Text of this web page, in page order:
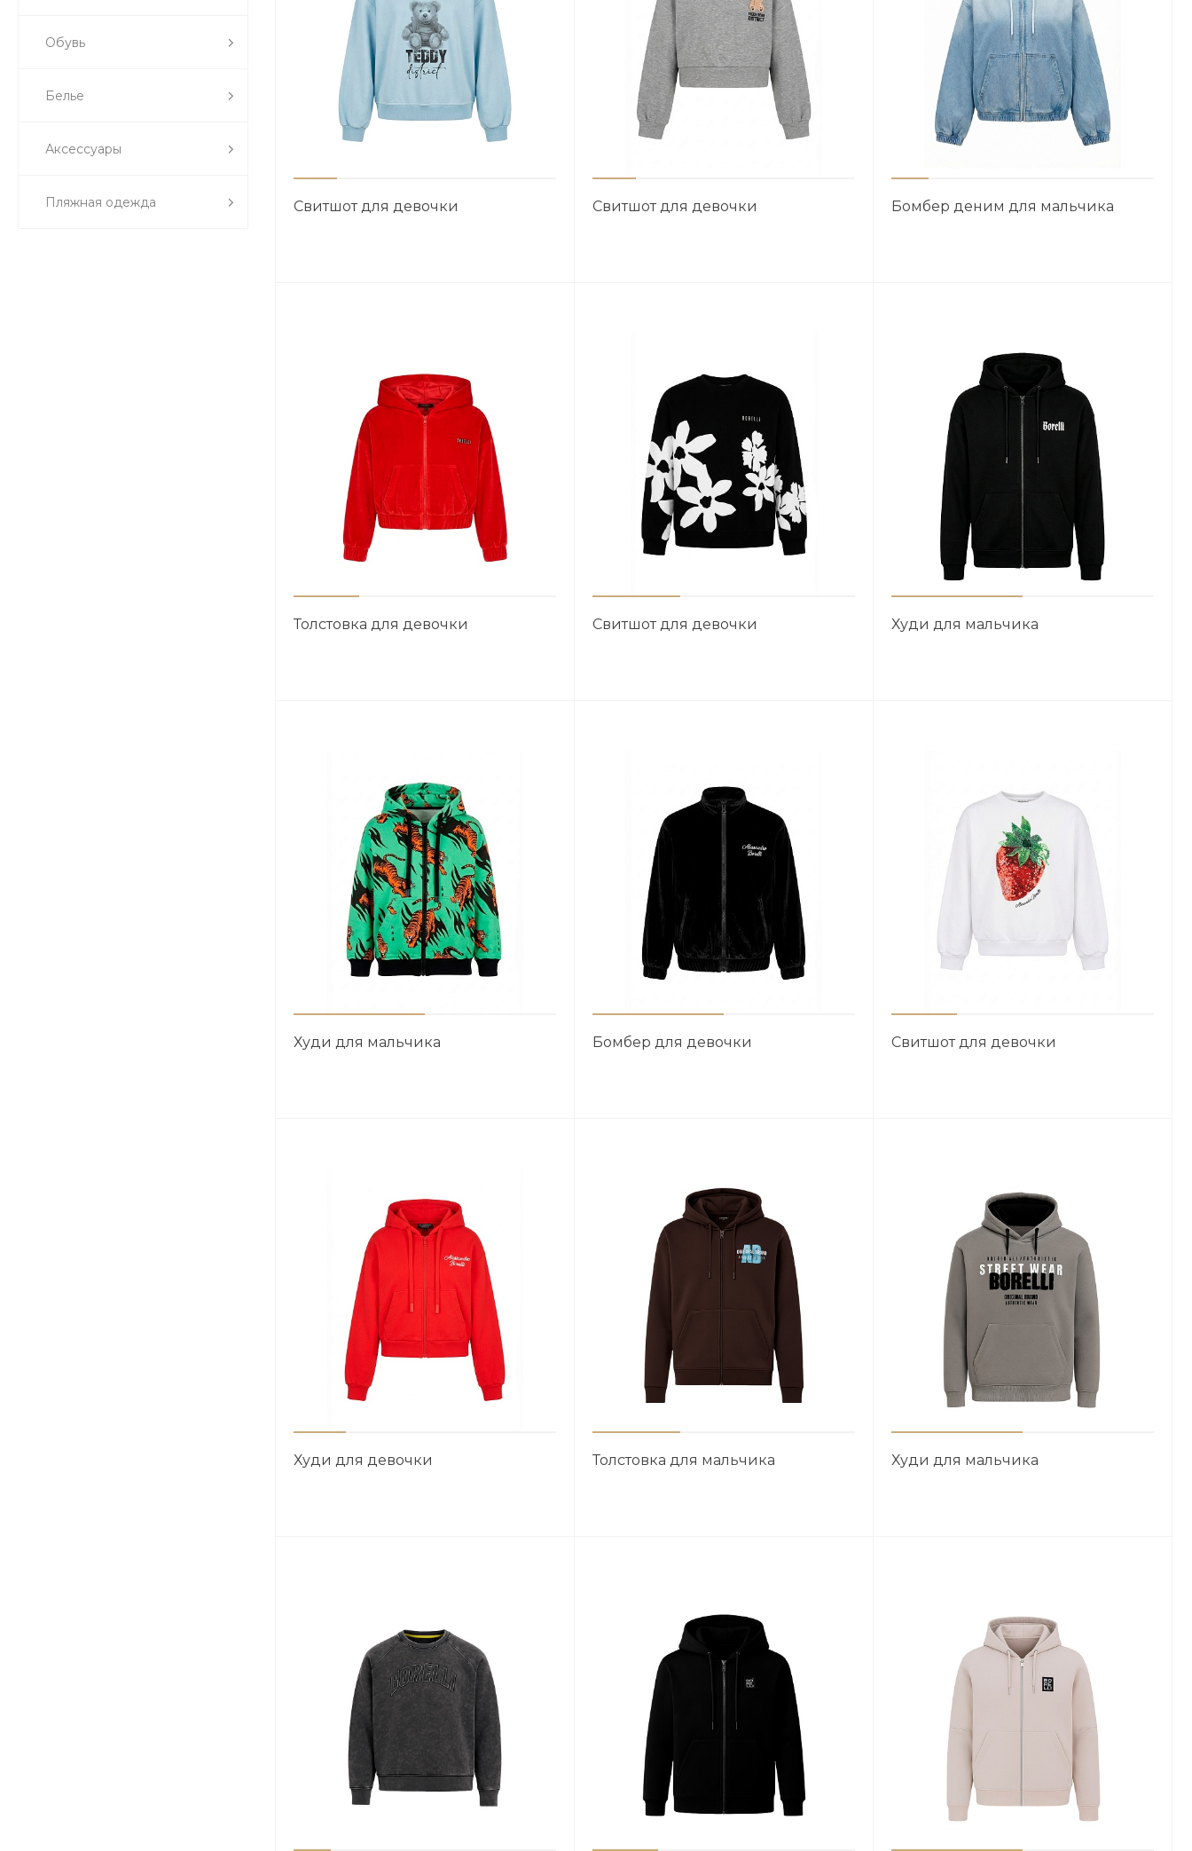
Обувь
Белье
Аксессуары
Пляжная одежда Свитшот для девочки Свитшот для девочки Бомбер деним для мальчика
Толстовка для девочки Свитшот для девочки Худи для мальчика
Худи для мальчика Бомбер для девочки Свитшот для девочки
Худи для девочки Толстовка для мальчика Худи для мальчика